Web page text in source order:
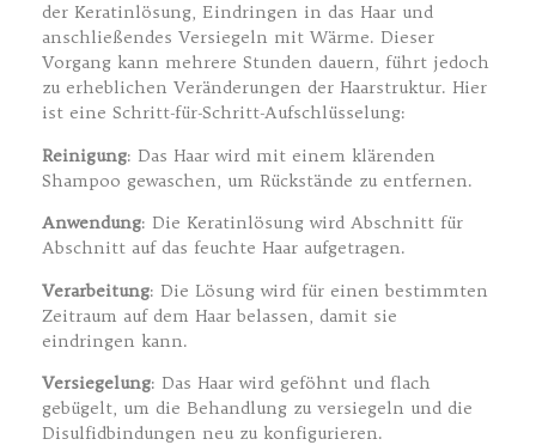
der Keratinlösung, Eindringen in das Haar und
anschließendes Versiegeln mit Wärme. Dieser
Vorgang kann mehrere Stunden dauern, führt jedoch
zu erheblichen Veränderungen der Haarstruktur. Hier
ist eine Schritt-für-Schritt-Aufschlüsselung:
Reinigung: Das Haar wird mit einem klärenden
Shampoo gewaschen, um Rückstände zu entfernen.
Anwendung: Die Keratinlösung wird Abschnitt für
Abschnitt auf das feuchte Haar aufgetragen.
Verarbeitung: Die Lösung wird für einen bestimmten
Zeitraum auf dem Haar belassen, damit sie
eindringen kann.
Versiegelung: Das Haar wird geföhnt und flach
gebügelt, um die Behandlung zu versiegeln und die
Disulfidbindungen neu zu konfigurieren.